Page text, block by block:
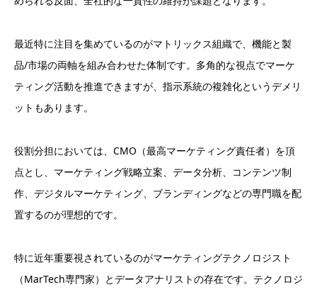
最近特に注目を集めているのがマトリックス組織で、機能と製
品/市場の両軸を組み合わせた体制です。多角的な視点でマーケ
ティング活動を推進できますが、指示系統の複雑化というデメリ
ットもあります。
役割分担においては、CMO（最高マーケティング責任者）を頂
点とし、マーケティング戦略立案、データ分析、コンテンツ制
作、デジタルマーケティング、ブランディングなどの専門職を配
置するのが理想的です。
特に近年重要視されているのがマーケティングテクノロジスト
（MarTech専門家）とデータアナリストの存在です。テクノロジ